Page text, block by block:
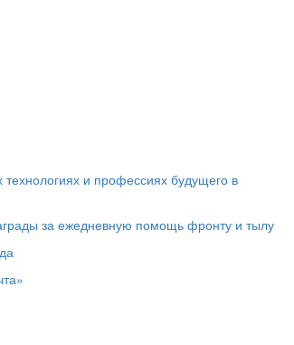
и профессиях будущего в
за ежедневную помощь фронту и тылу